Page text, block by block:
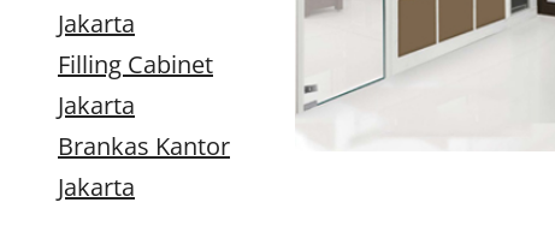
Jakarta
Filling Cabinet
Jakarta
Brankas Kantor
Jakarta